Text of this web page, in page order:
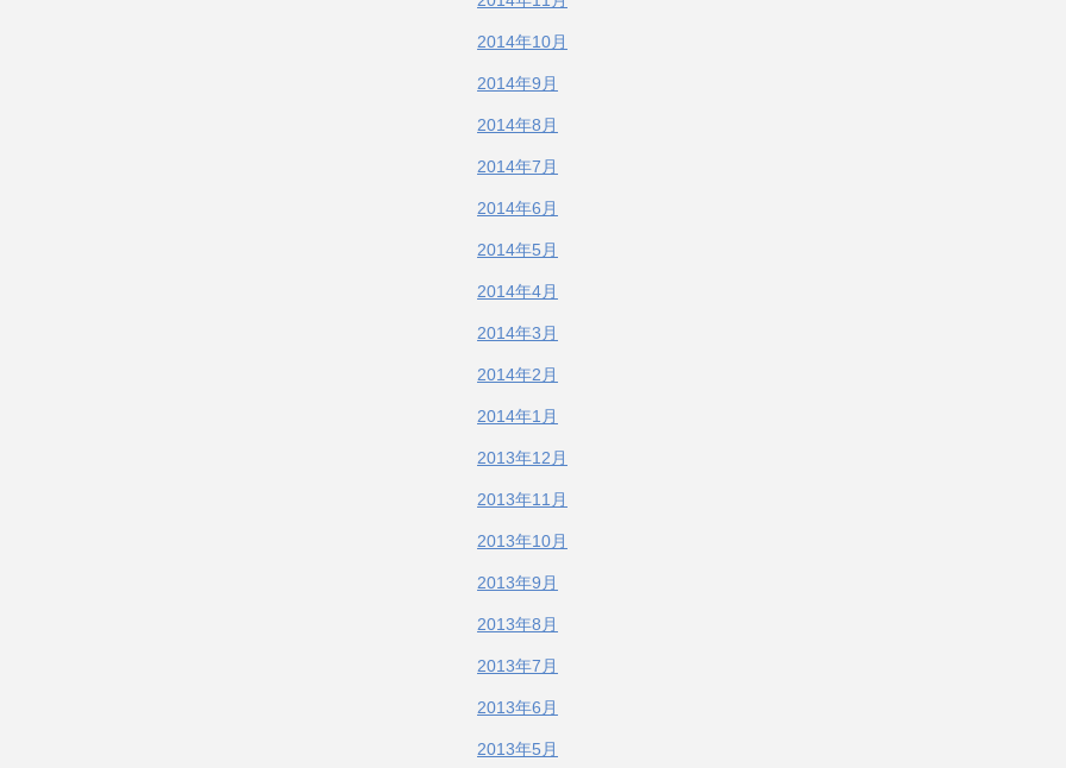
2014年10月
2014年9月
2014年8月
2014年7月
2014年6月
2014年5月
2014年4月
2014年3月
2014年2月
2014年1月
2013年12月
2013年11月
2013年10月
2013年9月
2013年8月
2013年7月
2013年6月
2013年5月